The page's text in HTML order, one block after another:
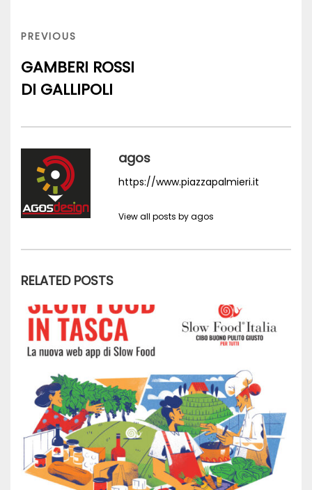
articoli
PREVIOUS
PREVIOUS
GAMBERI ROSSI
DI GALLIPOLI
agos
https://www.piazzapalmieri.it
View all posts by agos
RELATED POSTS